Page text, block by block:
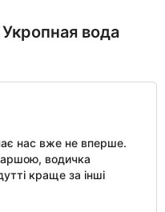
вода
нас вже не вперше.
водичка
краще за інші